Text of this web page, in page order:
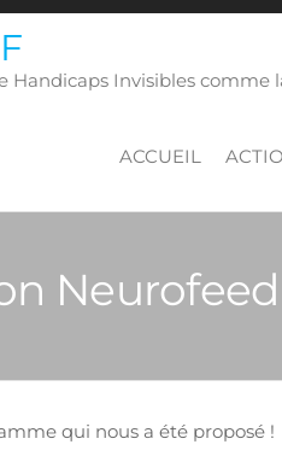
Invisibles comme
ACCUEIL
qui nous a été proposé !